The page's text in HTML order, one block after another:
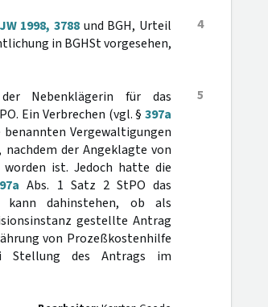
4
1998, 3788 und BGH, Urteil
in BGHSt vorgesehen,
5
Nebenklägerin für das
Ein Verbrechen (vgl. § 397a
benannten Vergewaltigungen
der Angeklagte von
ist. Jedoch hatte die
Abs. 1 Satz 2 StPO das
kann dahinstehen, ob als
gestellte Antrag
von Prozeßkostenhilfe
Stellung des Antrags im